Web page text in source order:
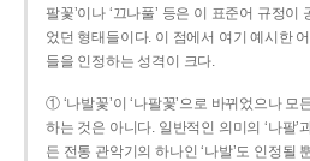
팔꽃’이나 ‘끄나풀’ 등은 이 표준어 규정이
었던 형태들이다. 이 점에서 여기 예시한
들을 인정하는 성격이 크다.
① ‘나발꽃’이 ‘나팔꽃’으로 바뀌었으나 모
하는 것은 아니다. 일반적인 의미의 ‘나팔’
든 전통 관악기의 하나인 ‘나발’도 인정될